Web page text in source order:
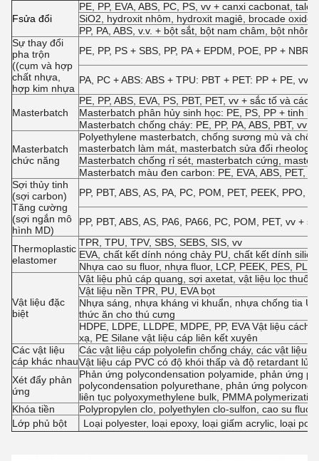
Fsửa đổi
PE, PP, EVA, ABS, PC, PS, vv + canxi cacbonat,
SiO2, hydroxit nhôm, hydroxit magiê, brocade oxide,
PP, PA, ABS, v.v. + bột sắt, bột nam châm, bột
Sự thay đổi
pha trộn
((cụm và hợp
chất nhựa,
hợp kim nhựa
PE, PP, PS + SBS, PP, PA + EPDM, POE, PP + NBR,
PA, PC + ABS: ABS + TPU: PBT + PET: PP + PE, vv
Masterbatch
PE, PP, ABS, EVA, PS, PBT, PET, vv + sắc tố và các
Masterbatch phân hủy sinh học: PE, PS, PP + tinh
Masterbatch chống cháy: PE, PP, PA, ABS, PBT, vv
Masterbatch
chức năng
Polyethylene masterbatch, chống sương mù và
masterbatch làm mát, masterbatch sửa đổi rheology
Masterbatch chống rỉ sét, masterbatch cứng,
Masterbatch màu đen carbon: PE, EVA, ABS, PET,
Sợi thủy tinh
(sợi carbon)
Tăng cường
(sợi ngắn mô
hình MD)
PP, PBT, ABS, AS, PA, PC, POM, PET, PEEK,
PP, PBT, ABS, AS, PA6, PA66, PC, POM, PET, vv +
Thermoplastic
elastomer
TPR, TPU, TPV, SBS, SEBS, SIS, vv
EVA, chất kết dính nóng chảy PU, chất kết dính
Nhựa cao su fluor, nhựa fluor, LCP, PEEK, PES, PL,
Vật liệu đặc
biệt
Vật liệu phủ cáp quang, sợi axetat, vật liệu lọc thuốc
Vật liệu nền TPR, PU, EVA bọt
Nhựa sáng, nhựa kháng vi khuẩn, nhựa chống tia
thức ăn cho thú cưng
HDPE, LDPE, LLDPE, MDPE, PP, EVA Vật liệu
xạ, PE Silane vật liệu cáp liên kết xuyên
Các vật liệu
cáp khác nhau
Các vật liệu cáp polyolefin chống cháy, các vật liệu
Vật liệu cáp PVC có độ khói thấp và độ retardant lửa
Xét đẩy phản
ứng
Phản ứng polycondensation polyamide, phản ứng
polycondensation polyurethane, phản ứng
liên tục polyoxymethylene bulk, PMMA polymerization
Khóa tiền
Polypropylen clo, polyethylen clo-sulfon, cao su
Lớp phủ bột
Loại polyester, loại epoxy, loại giấm acrylic, loại